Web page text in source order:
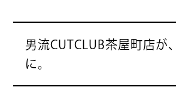
NEWS
男流CUTCLUB茶屋町店が
に。